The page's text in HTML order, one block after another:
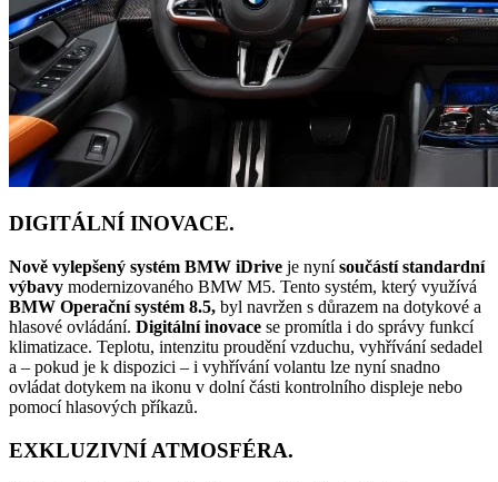
DIGITÁLNÍ INOVACE.
Nově vylepšený systém BMW iDrive je nynísoučástí standardní
výbavy modernizovaného BMW M5. Tento systém, který využívá
BMW Operační systém 8.5, byl navržen s důrazem na dotykové a
hlasové ovládání. Digitální inovace se promítla i do správy funkcí
klimatizace. Teplotu, intenzitu proudění vzduchu, vyhřívání sedadel
a – pokud je k dispozici – i vyhřívání volantu lze nyní snadno
ovládat dotykem na ikonu v dolní části kontrolního displeje nebo
pomocí hlasových příkazů.
EXKLUZIVNÍ ATMOSFÉRA.